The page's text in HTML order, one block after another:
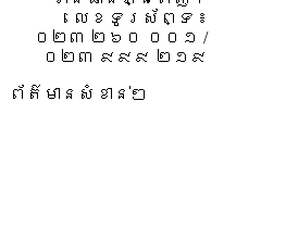
លេខទូរស័ព្ទ ៖
០២៣ ២៦០ ០០១ /
០២៣ ៩៩៩ ២១៩
ព័ត៌មានសំខាន់ៗ